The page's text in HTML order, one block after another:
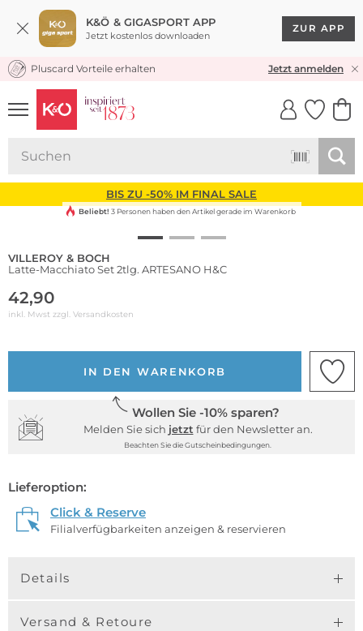
K&Ö & GIGASPORT APP
Jetzt kostenlos downloaden
ZUR APP
KOSTENLOSER VERSAND* & RÜCKVERSAND
Pluscard Vorteile erhalten Jetzt anmelden
UNSERE APP
CLICK &
BIS ZU -50% IM FINAL SALE
Beliebt! 3 Personen haben den Artikel gerade im Warenkorb
VILLEROY & BOCH
Latte-Macchiato Set 2tlg. ARTESANO H&C
42,90
inkl. Mwst zzgl. Versandkosten
IN DEN WARENKORB
Wollen Sie -10% sparen?
Melden Sie sich jetzt für den Newsletter an.
Beachten Sie die Gutscheinbedingungen.
Lieferoption:
Click & Reserve
Filialverfügbarkeiten anzeigen & reservieren
Details
Versand & Retoure